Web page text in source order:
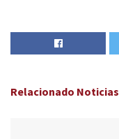
Relacionado Noticias